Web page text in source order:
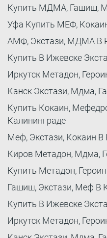
Купить МДМА, Гашиш,
Уфа Купить МЕФ,
АМФ, Экстази, МДМА В
Купить В Ижевске
Иркутск Метадон,
Канск Экстази, Мдма,
Купить Кокаин,
Калининграде
Меф, Экстази, Кокаин В
Киров Метадон, Мдма,
Купить Метадон,
Гашиш, Экстази, Меф В
Купить В Ижевске
Иркутск Метадон,